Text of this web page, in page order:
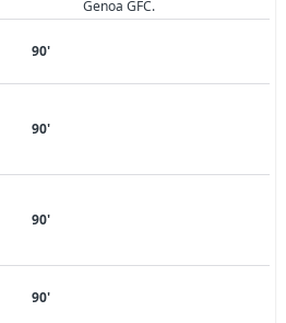
Genoa GFC.
90'
90'
90'
90'